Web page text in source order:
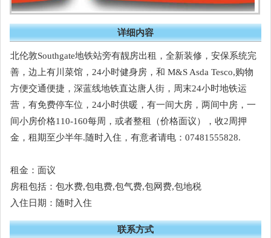
详细内容
北伦敦Southgate地铁站旁有靓房出租，全新装修，安保系统完
善，边上有川菜馆，24小时健身房，和 M&S Asda Tesco,购物
方便交通便捷，深蓝线地铁直达唐人街，周末24小时地铁运
营，有免费停车位，24小时供暖，有一间大房，两间中房，一
间小房价格110-160每周，或者整租（价格面议），收2周押
金，租期至少半年.随时入住，有意者请电：07481555828.
租金：面议
房租包括：包水费,包电费,包气费,包网费,包地税
入住日期：随时入住
联系方式